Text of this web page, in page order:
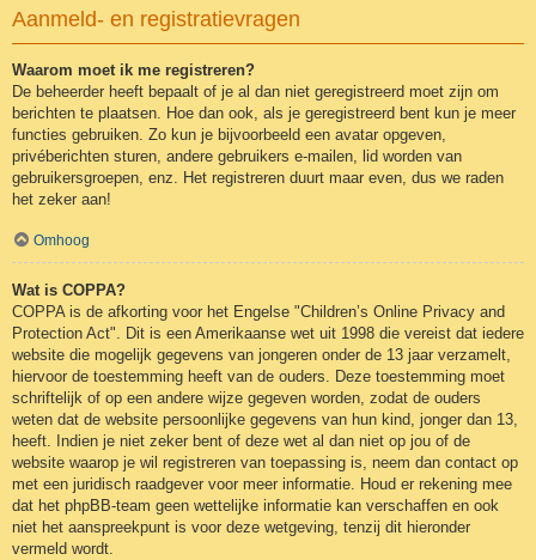
Aanmeld- en registratievragen
Waarom moet ik me registreren?
De beheerder heeft bepaalt of je al dan niet geregistreerd moet zijn om
berichten te plaatsen. Hoe dan ook, als je geregistreerd bent kun je meer
functies gebruiken. Zo kun je bijvoorbeeld een avatar opgeven,
privéberichten sturen, andere gebruikers e-mailen, lid worden van
gebruikersgroepen, enz. Het registreren duurt maar even, dus we raden
het zeker aan!
Omhoog
Wat is COPPA?
COPPA is de afkorting voor het Engelse "Children’s Online Privacy and
Protection Act". Dit is een Amerikaanse wet uit 1998 die vereist dat iedere
website die mogelijk gegevens van jongeren onder de 13 jaar verzamelt,
hiervoor de toestemming heeft van de ouders. Deze toestemming moet
schriftelijk of op een andere wijze gegeven worden, zodat de ouders
weten dat de website persoonlijke gegevens van hun kind, jonger dan 13,
heeft. Indien je niet zeker bent of deze wet al dan niet op jou of de
website waarop je wil registreren van toepassing is, neem dan contact op
met een juridisch raadgever voor meer informatie. Houd er rekening mee
dat het phpBB-team geen wettelijke informatie kan verschaffen en ook
niet het aanspreekpunt is voor deze wetgeving, tenzij dit hieronder
vermeld wordt.